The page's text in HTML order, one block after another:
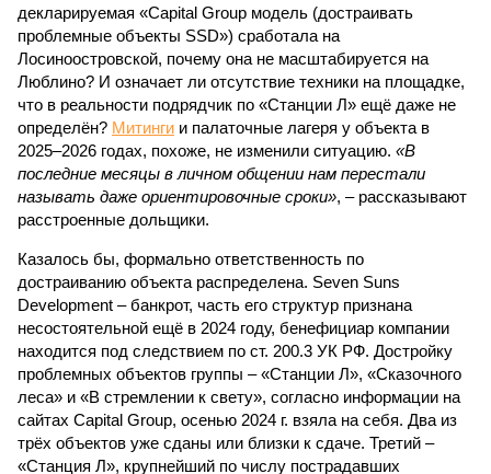
декларируемая «Capital Group модель (достраивать
проблемные объекты SSD») сработала на
Лосиноостровской, почему она не масштабируется на
Люблино? И означает ли отсутствие техники на площадке,
что в реальности подрядчик по «Станции Л» ещё даже не
определён? Митинги и палаточные лагеря у объекта в
2025–2026 годах, похоже, не изменили ситуацию. «В
последние месяцы в личном общении нам перестали
называть даже ориентировочные сроки», – рассказывают
расстроенные дольщики.
Казалось бы, формально ответственность по
достраиванию объекта распределена. Seven Suns
Development – банкрот, часть его структур признана
несостоятельной ещё в 2024 году, бенефициар компании
находится под следствием по ст. 200.3 УК РФ. Достройку
проблемных объектов группы – «Станции Л», «Сказочного
леса» и «В стремлении к свету», согласно информации на
сайтах Capital Group, осенью 2024 г. взяла на себя. Два из
трёх объектов уже сданы или близки к сдаче. Третий –
«Станция Л», крупнейший по числу пострадавших